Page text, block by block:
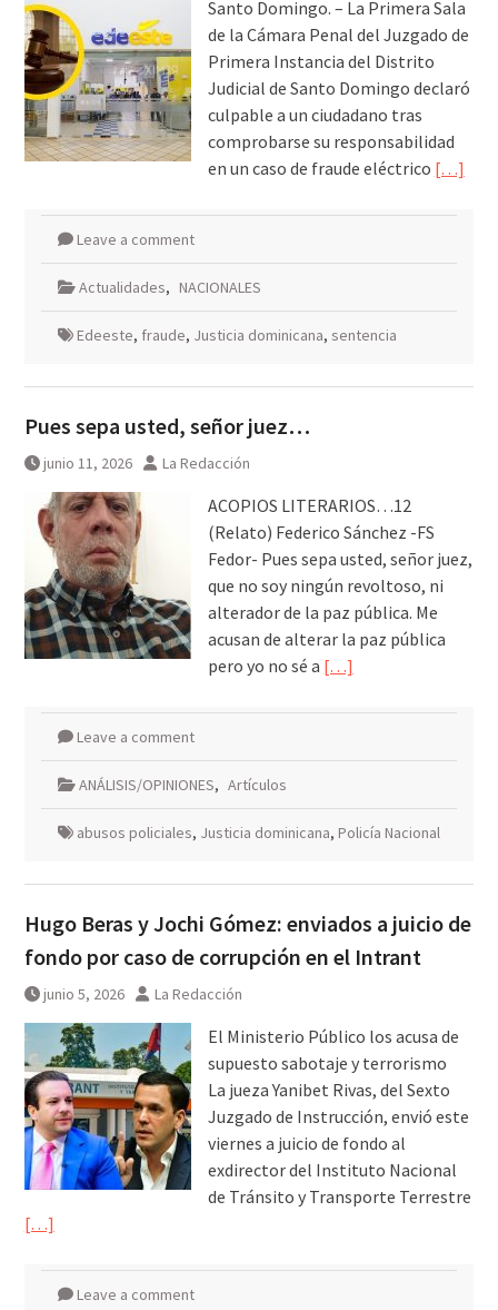
Santo Domingo. – La Primera Sala
de la Cámara Penal del Juzgado de
Primera Instancia del Distrito
Judicial de Santo Domingo declaró
culpable a un ciudadano tras
comprobarse su responsabilidad
en un caso de fraude eléctrico […]
Leave a comment
Actualidades, NACIONALES
Edeeste, fraude, Justicia dominicana, sentencia
Pues sepa usted, señor juez…
junio 11, 2026 La Redacción
ACOPIOS LITERARIOS…12
(Relato) Federico Sánchez -FS
Fedor- Pues sepa usted, señor juez,
que no soy ningún revoltoso, ni
alterador de la paz pública. Me
acusan de alterar la paz pública
pero yo no sé a […]
Leave a comment
ANÁLISIS/OPINIONES, Artículos
abusos policiales, Justicia dominicana, Policía Nacional
Hugo Beras y Jochi Gómez: enviados a juicio de
fondo por caso de corrupción en el Intrant
junio 5, 2026 La Redacción
El Ministerio Público los acusa de
supuesto sabotaje y terrorismo
La jueza Yanibet Rivas, del Sexto
Juzgado de Instrucción, envió este
viernes a juicio de fondo al
exdirector del Instituto Nacional
de Tránsito y Transporte Terrestre
[…]
Leave a comment